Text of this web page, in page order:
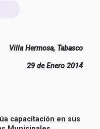
Villa Hermosa, Tabasco
29 de Enero 2014
capacitación en sus